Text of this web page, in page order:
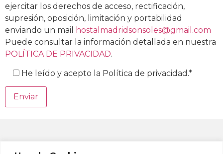
ejercitar los derechos de acceso, rectificación,
supresión, oposición, limitación y portabilidad
enviando un mail
hostalmadridsonsoles@gmail.com
Puede consultar la información detallada en nuestra
POLÍTICA DE PRIVACIDAD.
He leído y acepto la Política de privacidad.*